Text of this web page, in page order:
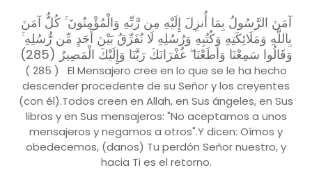
آمَنَ الرَّسُولُ بِمَا أُنزِلَ إِلَيْهِ مِن رَّبِّهِ وَالْمُؤْمِنُونَ ۚ كُلٌّ آمَنَ
بِاللَّهِ وَمَلَائِكَتِهِ وَكُتُبِهِ وَرُسُلِهِ لَا نُفَرِّقُ بَيْنَ أَحَدٍ مِّن رُّسُلِهِ ۚ
وَقَالُوا سَمِعْنَا وَأَطَعْنَا ۖ غُفْرَانَكَ رَبَّنَا وَإِلَيْكَ الْمَصِيرُ (285)
( 285 ) El Mensajero cree en lo que se le ha hecho
descender procedente de su Señor y los creyentes
(con él).Todos creen en Allah, en Sus ángeles, en Sus
libros y en Sus mensajeros: "No aceptamos a unos
mensajeros y negamos a otros".Y dicen: Oímos y
obedecemos, (danos) Tu perdón Señor nuestro, y
hacia Ti es el retorno.